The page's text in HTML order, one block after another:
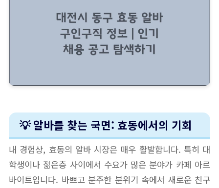
💡 알바를 찾는 국면: 효동에서의 기회
내 경험상, 효동의 알바 시장은 매우 활발합니다. 특히 대
학생이나 젊은층 사이에서 수요가 많은 분야가 카페 아르
바이트입니다. 바쁘고 분주한 분위기 속에서 새로운 친구